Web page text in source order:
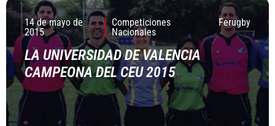
14 de mayo de
2015
Competiciones
Nacionales
Ferugby
LA UNIVERSIDAD DE VALENCIA
CAMPEONA DEL CEU 2015